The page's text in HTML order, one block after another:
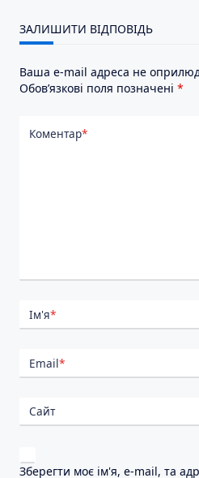
ЗАЛИШИТИ ВІДПОВІДЬ
Ваша e-mail адреса не
Обов’язкові поля позначені *
Коментар*
Ім'я*
Email*
Сайт
Зберегти моє ім'я, e-mail, та